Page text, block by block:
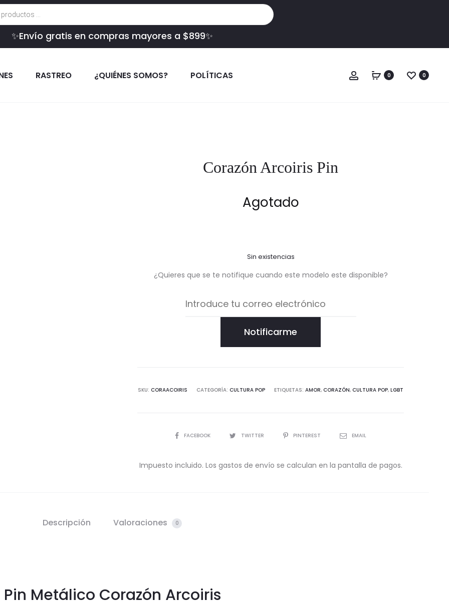
✨Envío gratis en compras mayores a $899✨
RASTREO ¿QUIÉNES SOMOS? POLÍTICAS Cuenta
0 0
Corazón Arcoiris Pin
Agotado
Sin existencias
¿Quieres que se te notifique cuando este modelo este disponible?
Notificarme
SKU: CORAACOIRIS CATEGORÍA: CULTURA POP ETIQUETAS: AMOR, CORAZÓN, CULTURA POP, LGBT
COMPARTIR
FACEBOOK TWITTER PINTEREST EMAIL
Impuesto incluido. Los gastos de envío se calculan en la pantalla de pagos.
Descripción Valoraciones 0
Pin Metálico Corazón Arcoiris